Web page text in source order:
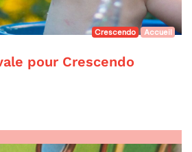
Crescendo Accueil
pour Crescendo